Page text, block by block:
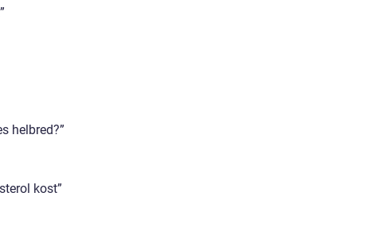
helbred?”
kost”